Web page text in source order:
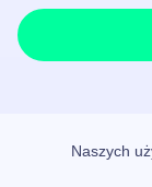
Naszych